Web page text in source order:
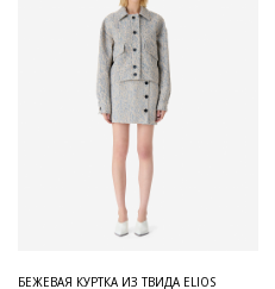
БЕЖЕВАЯ КУРТКА ИЗ ТВИДА ELIOS